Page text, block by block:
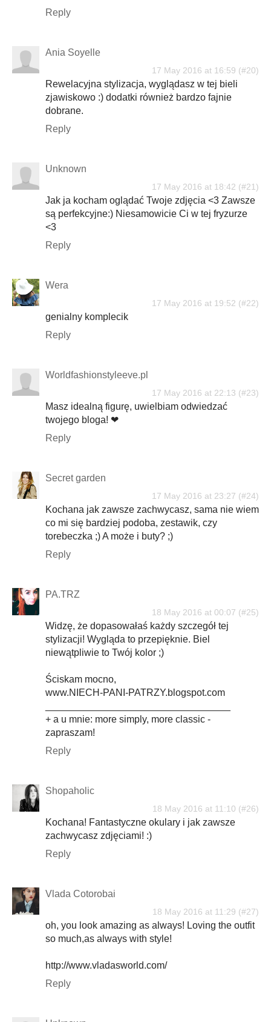
Reply
Ania Soyelle
17 May 2016 at 16:59
Rewelacyjna stylizacja, wyglądasz w tej bieli
zjawiskowo :) dodatki również bardzo fajnie
dobrane.
Reply
Unknown
17 May 2016 at 18:42
Jak ja kocham oglądać Twoje zdjęcia <3 Zawsze
są perfekcyjne:) Niesamowicie Ci w tej fryzurze
<3
Reply
Wera
17 May 2016 at 19:52
genialny komplecik
Reply
Worldfashionstyleeve.pl
17 May 2016 at 22:13
Masz idealną figurę, uwielbiam odwiedzać
twojego bloga! ❤
Reply
Secret garden
17 May 2016 at 23:27
Kochana jak zawsze zachwycasz, sama nie wiem
co mi się bardziej podoba, zestawik, czy
torebeczka ;) A może i buty? ;)
Reply
PA.TRZ
18 May 2016 at 00:07
Widzę, że dopasowałaś każdy szczegół tej
stylizacji! Wygląda to przepięknie. Biel
niewątpliwie to Twój kolor ;)
Ściskam mocno,
www.NIECH-PANI-PATRZY.blogspot.com
+ a u mnie: more simply, more classic -
zapraszam!
Reply
Shopaholic
18 May 2016 at 11:10
Kochana! Fantastyczne okulary i jak zawsze
zachwycasz zdjęciami! :)
Reply
Vlada Cotorobai
18 May 2016 at 11:29
oh, you look amazing as always! Loving the outfit
so much,as always with style!
http://www.vladasworld.com/
Reply